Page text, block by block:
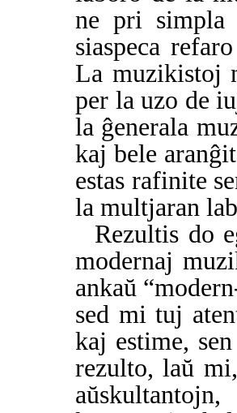
ne pri simpla
siaspeca
La muzikistoj
per la uzo de
la ĝenerala
kaj bele
estas rafinite
la multjaran
Rezultis do
modernaj
ankaŭ
sed mi tuj
kaj estime,
rezulto, laŭ